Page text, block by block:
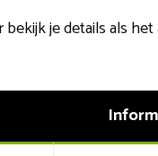
bekijk je details als